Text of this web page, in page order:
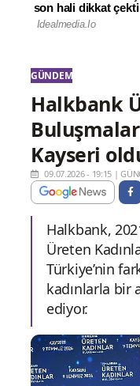
GÜNDEM
Halkbank
Kayseri
09.07.2026 - 19:15 |
Halkbank,
Üreten
Türkiye’nin
kadınlarla bir
ediyor.